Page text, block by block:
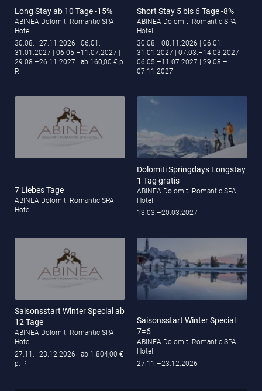
Long Stay ab 10 Tage -15%
ABINEA Dolomiti Romantic SPA
Hotel
30.08.–27.11.2026
| 06.01.–
31.01.2027
| 06.05.–11.07.2027
29.08.–26.11.2027
| ab 160,00 € p.
P.
Short Stay 5 bis 6 Tage -8%
ABINEA Dolomiti Romantic SPA
Hotel
30.08.–08.11.2026
| 06.01.–
31.01.2027
| 07.03.–14.03.2027
06.05.–11.07.2027
| 29.08.–
07.11.2027
7 Liebes Tage
ABINEA Dolomiti Romantic SPA
Hotel
Dolomiti Springdays Longstay
1 Tag gratis
ABINEA Dolomiti Romantic SPA
Hotel
13.03.–20.03.2027
Saisonsstart Winter Special ab
12 Tage
ABINEA Dolomiti Romantic SPA
Hotel
27.11.–23.12.2026
| ab 1.804,00 €
p. P.
Saisonsstart Winter Special
7=6
ABINEA Dolomiti Romantic SPA
Hotel
27.11.–23.12.2026